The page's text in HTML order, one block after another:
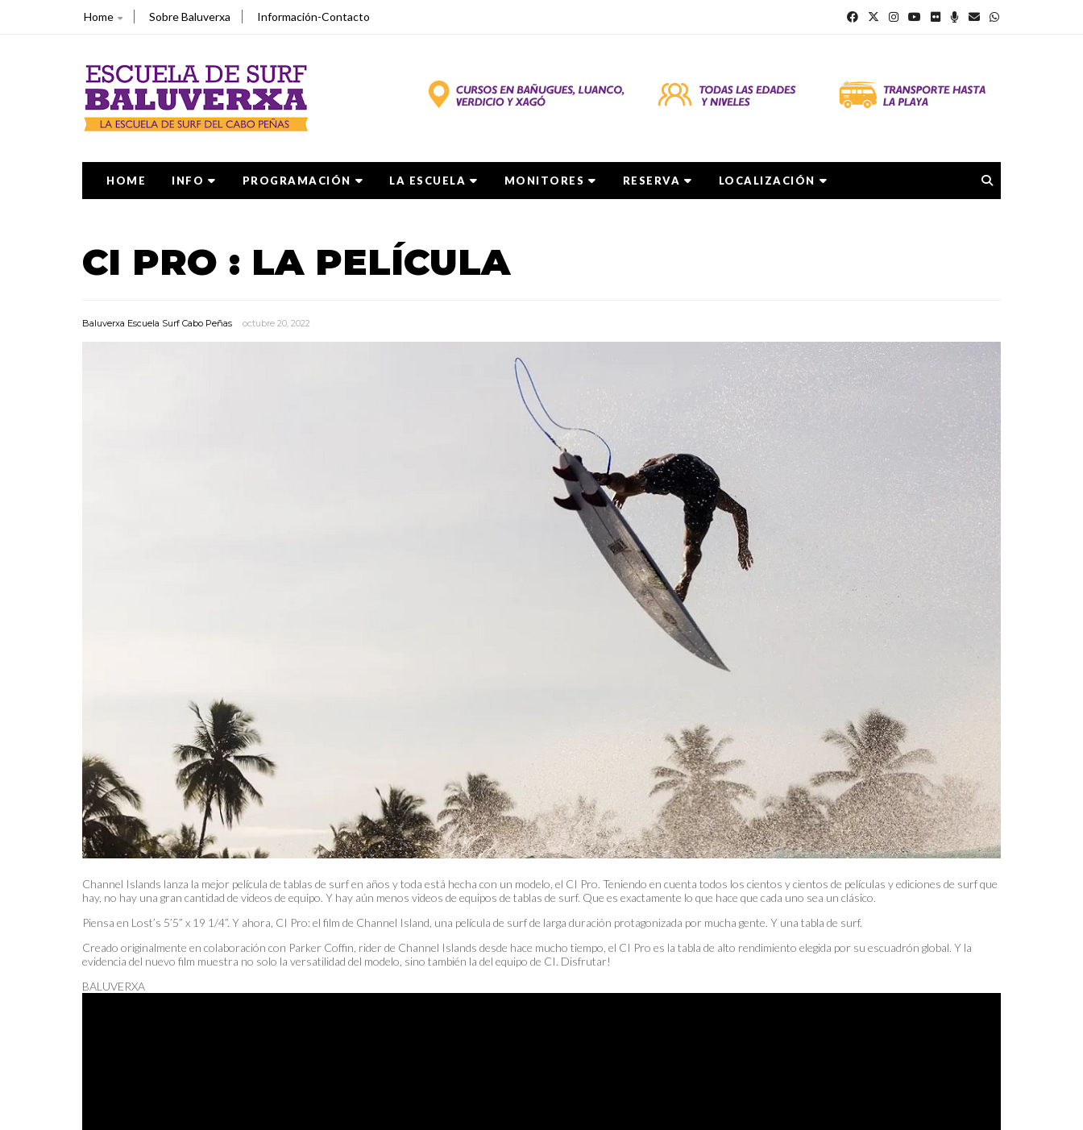
Home Sobre Baluverxa Información-Contacto
HOME INFO PROGRAMACIÓN LA ESCUELA MONITORES RESERVA LOCALIZACIÓN
CI PRO : LA PELÍCULA
Baluverxa Escuela Surf Cabo Peñas octubre 20, 2022
Channel Islands lanza la mejor película de tablas de surf en años y toda está hecha con un modelo, el CI Pro. Teniendo en cuenta todos los cientos y cientos de películas y ediciones de surf que
hay, no hay una gran cantidad de videos de equipo. Y hay aún menos videos de equipos de tablas de surf. Que es exactamente lo que hace que cada uno sea un clásico.
Piensa en Lost’s 5’5” x 19 1/4”. Y ahora, CI Pro: el film de Channel Island, una película de surf de larga duración protagonizada por mucha gente. Y una tabla de surf.
Creado originalmente en colaboración con Parker Coffin, rider de Channel Islands desde hace mucho tiempo, el CI Pro es la tabla de alto rendimiento elegida por su escuadrón global. Y la
evidencia del nuevo film muestra no solo la versatilidad del modelo, sino también la del equipo de CI. Disfrutar!
BALUVERXA